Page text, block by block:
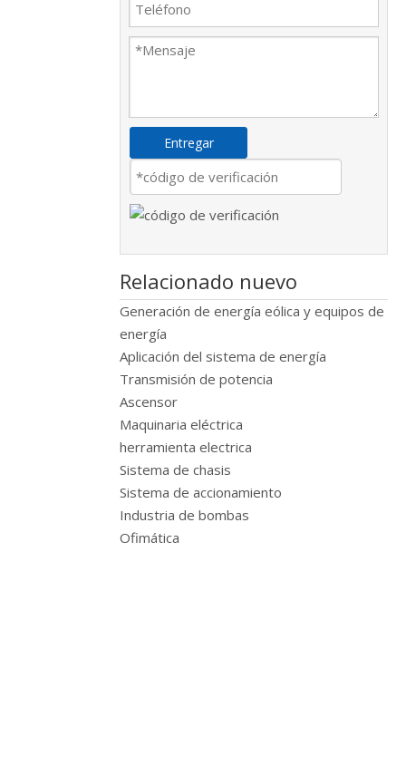
Entregar
Relacionado nuevo
Generación de energía eólica y equipos de
energía
Aplicación del sistema de energía
Transmisión de potencia
Ascensor
Maquinaria eléctrica
herramienta electrica
Sistema de chasis
Sistema de accionamiento
Industria de bombas
Ofimática